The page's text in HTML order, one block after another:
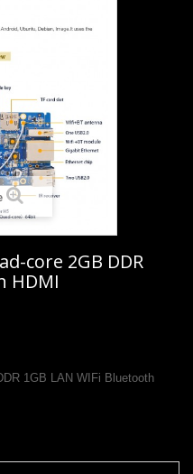
core 2GB DDR
HDMI
1GB LAN WIFi Bluetooth